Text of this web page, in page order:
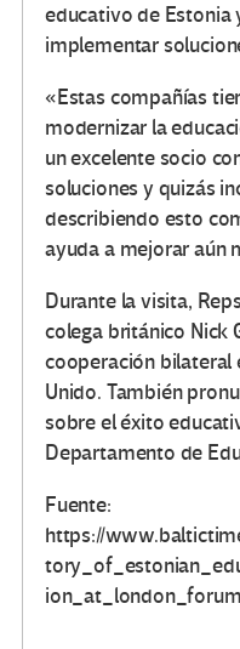
educativo de Estonia
implementar
«Estas compañías
modernizar la
un excelente socio
soluciones y quizás
describiendo esto
ayuda a mejorar aún
Durante la visita,
colega británico Nick
cooperación bilateral
Unido. También
sobre el éxito
Departamento de
Fuente:
https://